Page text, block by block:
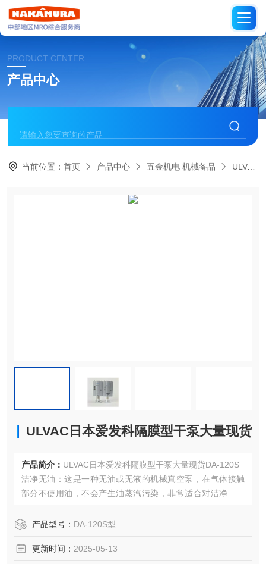
PRODUCT CENTER
产品中心
当前位置：首页 产品中心 五金机电 机械备品 ULVAC日本爱发科
ULVAC日本爱发科隔膜型干泵大量现货
产品简介： ULVAC日本爱发科隔膜型干泵大量现货DA-120S
洁净无油：这是一种无油或无液的机械真空泵，在气体接触
部分不使用油，不会产生油蒸汽污染，非常适合对洁净度要
生产等行业。
产品型号： DA-120S型
更新时间： 2025-05-13